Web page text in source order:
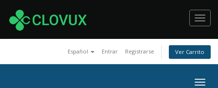
Español Entrar Registrarse Ver Carrito